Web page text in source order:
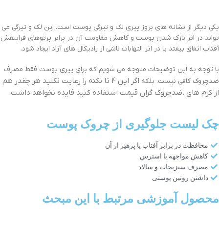
یکی دیگر از نشانه های بروز پیری لک و تیرگی پوست است. این لک و تیرگی می
تواند در اثر نازک شدن پوست و کاهش مقاومت آن در برابر پرتوهای فرابنفش
آفتاب اتفاق بیفتد یا در اثر التهابات ناشی از رادیکال های آزاد ایجاد شود.
با توجه به این توضیحات متوجه می شویم که برای پیری پوست فقط مصرف
ضدچروک کافی نیست. بلکه
اگر این 4 تا نکته را رعایت نکنید هر چقدر هم
از کرم های .ضدچروک گران قیمت استفاده کنید فایده نخواهد داشت:
چک لیست جلوگیری از چروک پوست
محافظت در برابر آفتاب یا پرهیز از آن
کاهش مواجهه با استرس
مصرف سبزیجات و سالاد
داشتن روتین پوستی
محصول آموزشی مرتبط با این مبحث